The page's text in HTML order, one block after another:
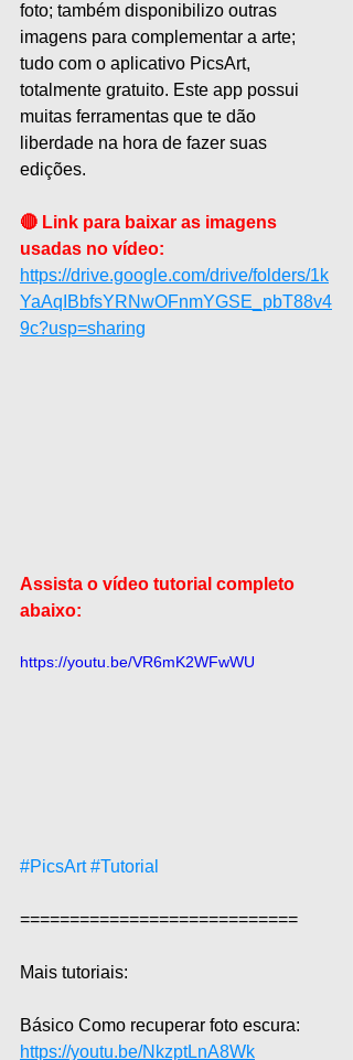
foto; também disponibilizo outras
imagens para complementar a arte;
tudo com o aplicativo PicsArt,
totalmente gratuito. Este app possui
muitas ferramentas que te dão
liberdade na hora de fazer suas
edições.
🔴 Link para baixar as imagens
usadas no vídeo:
https://drive.google.com/drive/folders/1k
YaAqIBbfsYRNwOFnmYGSE_pbT88v4
9c?usp=sharing
Assista o vídeo tutorial completo
abaixo:
https://youtu.be/VR6mK2WFwWU
#PicsArt #Tutorial
============================
Mais tutoriais:
Básico Como recuperar foto escura:
https://youtu.be/NkzptLnA8Wk